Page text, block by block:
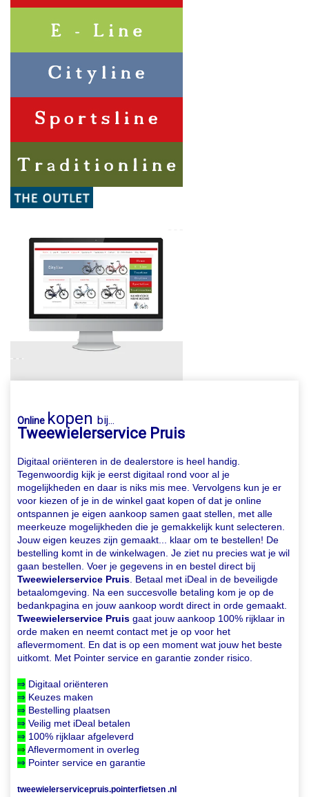
Online kopen bij...
Tweewielerservice Pruis
Digitaal oriënteren in de dealerstore is heel handig.
Tegenwoordig kijk je eerst digitaal rond voor al je
mogelijkheden en daar is niks mis mee. Vervolgens kun je er
voor kiezen of je in de winkel gaat kopen of dat je online
ontspannen je eigen aankoop samen gaat stellen, met alle
meerkeuze mogelijkheden die je gemakkelijk kunt selecteren.
Jouw eigen keuzes zijn gemaakt... klaar om te bestellen! De
bestelling komt in de winkelwagen. Je ziet nu precies wat je wil
gaan bestellen. Voer je gegevens in en bestel direct bij
Tweewielerservice Pruis . Betaal met iDeal in de beveiligde
betaalomgeving. Na een succesvolle betaling kom je op de
bedankpagina en jouw aankoop wordt direct in orde gemaakt.
Tweewielerservice Pruis gaat jouw aankoop 100% rijklaar in
orde maken en neemt contact met je op voor het
aflevermoment. En dat is op een moment wat jouw het beste
uitkomt. Met Pointer service en garantie zonder risico.
⇒ Digitaal oriënteren
⇒ Keuzes maken
⇒ Bestelling plaatsen
⇒ Veilig met iDeal betalen
⇒ 100% rijklaar afgeleverd
⇒ Aflevermoment in overleg
⇒ Pointer service en garantie
tweewielerservicepruis.pointerfietsen .nl